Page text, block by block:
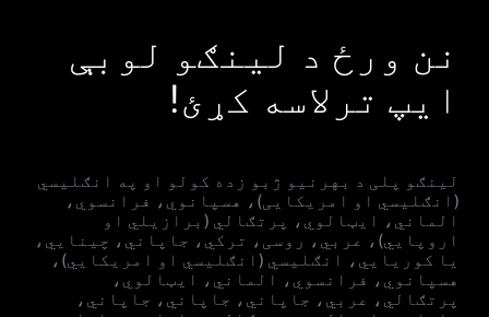
نن ورځ د لینګو لوبې
ایپ ترلاسه کړئ!
لینګو پلی د بهرنیو ژبو زده کولو او په انګلیسي
(انګلیسي او امریکایی)، هسپانوي، فرانسوي،
الماني، ایټالوي، پرتګالي (برازیلي او
اروپايي)، عربي، روسی، ترکي، جاپاني، چینایي،
یا کوریايي، انګلیسي (انګلیسي او امریکایي)،
هسپانوي، فرانسوي، الماني، ایټالوي،
پرتګالي، عربي، جاپاني، جاپاني، جاپاني،